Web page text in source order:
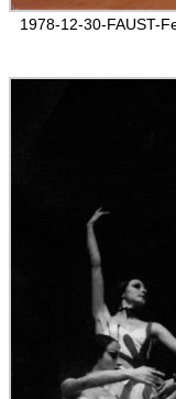
1978-12-30-FAUST-